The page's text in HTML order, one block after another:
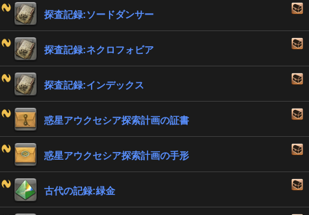
探査記録:ソードダンサー
探査記録:ネクロフォビア
探査記録:インデックス
惑星アウクセシア探索計画の証書
惑星アウクセシア探索計画の手形
古代の記録:緑金